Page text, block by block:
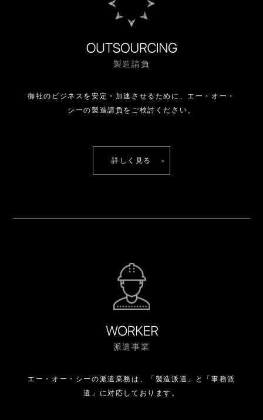
製造請負
御社のビジネスを安定・加速させるために、エー・オー・
シーの製造請負をご検討ください。
詳しく見る
派遣事業
エー・オー・シーの派遣業務は、
「製造派遣」と「事務派
遣」に対応しております。